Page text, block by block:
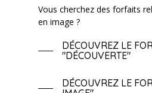
Vous cherchez des forfaits
en image ?
DÉCOUVREZ LE
"DÉCOUVERTE"
DÉCOUVREZ LE